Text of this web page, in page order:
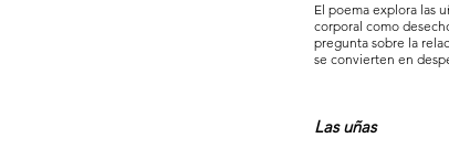
El poema explora las
corporal como
pregunta sobre la
se convierten en
Las uñas